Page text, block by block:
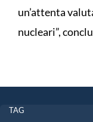
un’attenta
nucleari”,
TAG